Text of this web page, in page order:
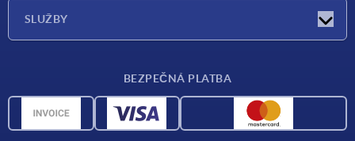
SLUŽBY
CAD data
BEZPEČNÁ PLATBA